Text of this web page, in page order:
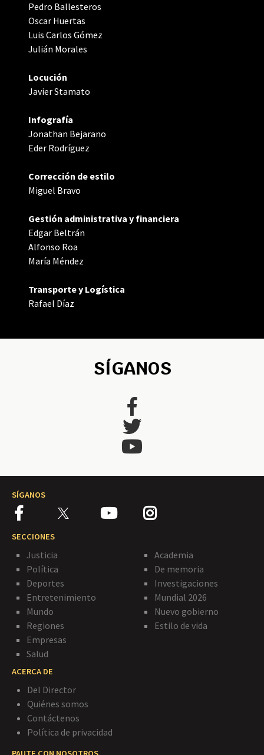
Pedro Ballesteros
Oscar Huertas
Luis Carlos Gómez
Julián Morales
Locución
Javier Stamato
Infografía
Jonathan Bejarano
Eder Rodríguez
Corrección de estilo
Miguel Bravo
Gestión administrativa y financiera
Edgar Beltrán
Alfonso Roa
María Méndez
Transporte y Logística
Rafael Díaz
SÍGANOS
SÍGANOS
SECCIONES
Justicia
Política
Deportes
Entretenimiento
Mundo
Regiones
Empresas
Salud
Academia
De memoria
Investigaciones
Mundial 2026
Nuevo gobierno
Estilo de vida
ACERCA DE
Del Director
Quiénes somos
Contáctenos
Política de privacidad